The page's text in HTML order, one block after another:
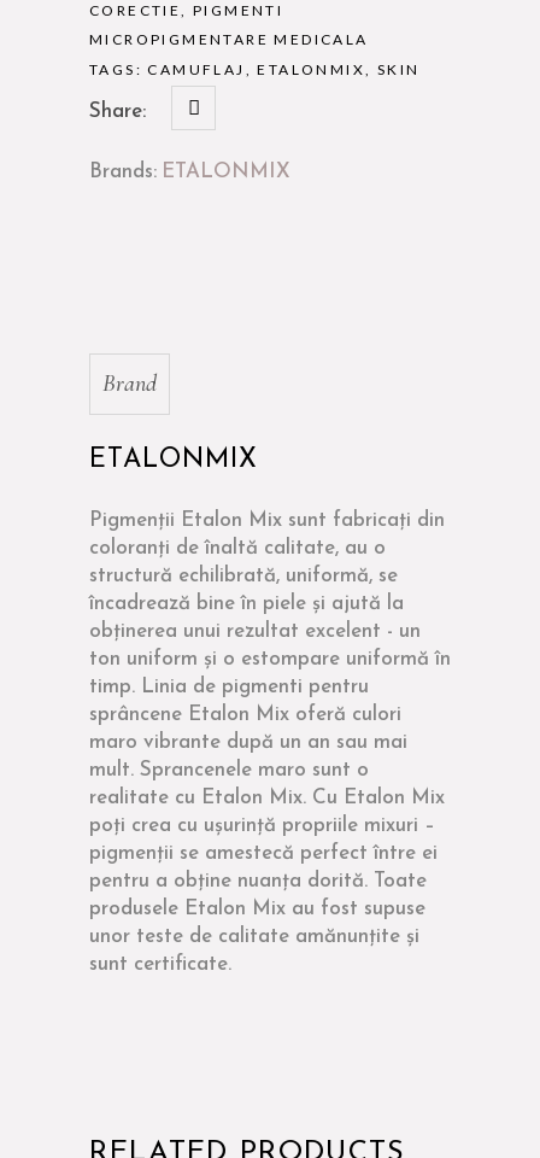
5ML
quantity
CORECTIE,PIGMENTI
MICROPIGMENTARE MEDICALA
TAGS:CAMUFLAJ ,ETALONMIX, SKIN
Share:
Brands: ETALONMIX
Brand
ETALONMIX
Pigmenții Etalon Mix sunt fabricați din
coloranți de înaltă calitate, au o
structură echilibrată, uniformă, se
încadrează bine în piele și ajută la
obținerea unui rezultat excelent - un
ton uniform și o estompare uniformă în
timp. Linia de pigmenti pentru
sprâncene Etalon Mix oferă culori
maro vibrante după un an sau mai
mult. Sprancenele maro sunt o
realitate cu Etalon Mix. Cu Etalon Mix
poți crea cu ușurință propriile mixuri –
pigmenții se amestecă perfect între ei
pentru a obține nuanța dorită. Toate
produsele Etalon Mix au fost supuse
unor teste de calitate amănunțite și
sunt certificate.